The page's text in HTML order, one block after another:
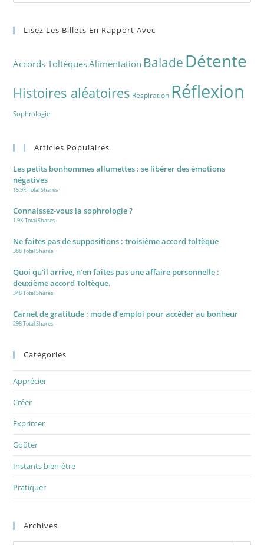
Lisez Les Billets En Rapport Avec
Accords ToltèquesAlimentation Balade Détente
Histoires aléatoires Respiration Réflexion
Sophrologie
Articles Populaires
Les petits bonhommes allumettes : se libérer des émotions
négatives
15.9K Total Shares
Connaissez-vous la sophrologie ?
1.9K Total Shares
Ne faites pas de suppositions : troisième accord toltèque
388 Total Shares
Quoi qu’il arrive, n’en faites pas une affaire personnelle :
deuxième accord Toltèque.
348 Total Shares
Carnet de gratitude : mode d’emploi pour accéder au bonheur
298 Total Shares
Catégories
Apprécier
Créer
Exprimer
Goûter
Instants bien-être
Pratiquer
Archives